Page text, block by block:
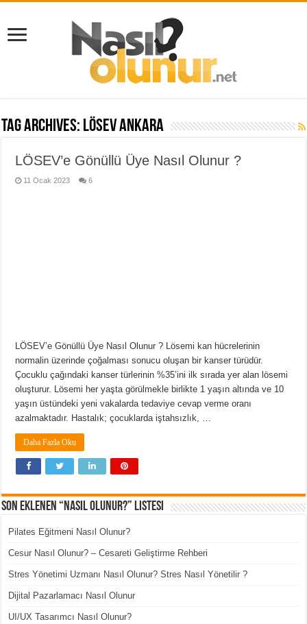
Tag Archives: lösev ankara
LÖSEV’e Gönüllü Üye Nasıl Olunur ?
11 Ocak 2023 6
LÖSEV’e Gönüllü Üye Nasıl Olunur ? Lösemi kan hücrelerinin
normalin üzerinde çoğalması sonucu oluşan bir kanser türüdür.
Çocuklu çağındaki kanser türlerinin %35’ini ilk sırada yer alan lösemi
oluşturur. Lösemi her yaşta görülmekle birlikte 1 yaşın altında ve 10
yaşın üstündeki yeni vakalarda tedaviye cevap verme oranı
azalmaktadır. Hastalık; çocuklarda iştahsızlık, …
Daha Fazla Oku
Son Eklenen “Nasıl Olunur?” Listesi
Pilates Eğitmeni Nasıl Olunur?
Cesur Nasıl Olunur? – Cesareti Geliştirme Rehberi
Stres Yönetimi Uzmanı Nasıl Olunur? Stres Nasıl Yönetilir ?
Dijital Pazarlamacı Nasıl Olunur
UI/UX Tasarımcı Nasıl Olunur?